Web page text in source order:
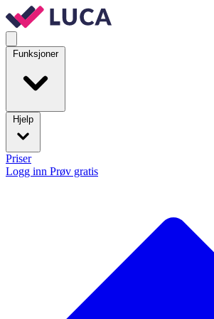
Funksjoner
Hjelp
Priser
Logg inn Prøv gratis